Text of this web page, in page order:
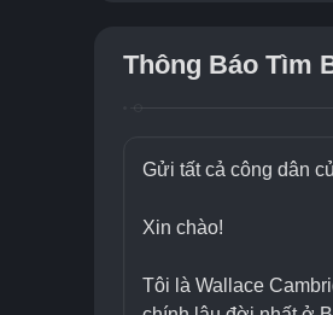
Thông Báo Tìm
Gửi tất cả công dân
Xin chào!
Tôi là Wallace